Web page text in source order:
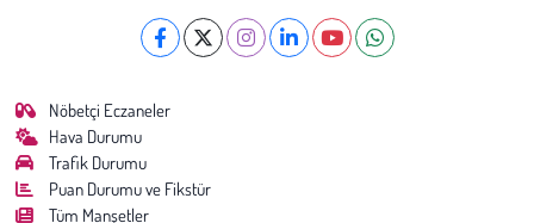
Nöbetçi Eczaneler
Hava Durumu
Trafik Durumu
Puan Durumu ve Fikstür
Tüm Manşetler